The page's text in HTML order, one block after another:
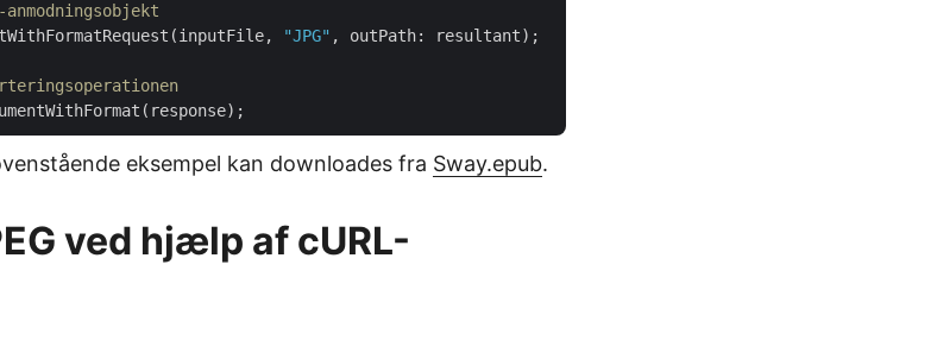
"JPG" , outPath: resultant);
eksempel kan downloades fra Sway.epub.
ved hjælp af cURL-